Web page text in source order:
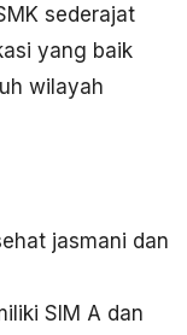
sederajat
yang baik
wilayah
jasmani dan
SIM A dan